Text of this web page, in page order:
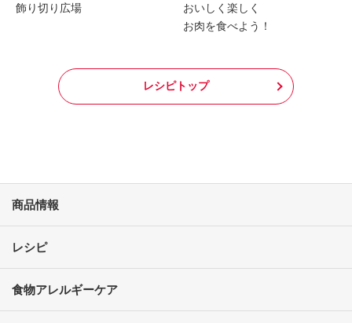
飾り切り広場
おいしく楽しく
お肉を食べよう！
レシピトップ
商品情報
レシピ
食物アレルギーケア